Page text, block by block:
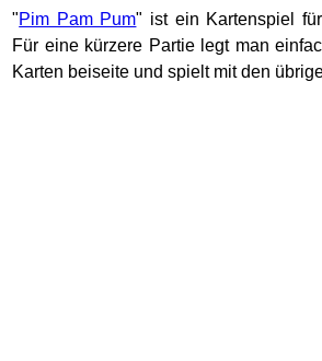
"Pim Pam Pum" ist ein Kartenspiel
Für eine kürzere Partie legt man
Karten beiseite und spielt mit den